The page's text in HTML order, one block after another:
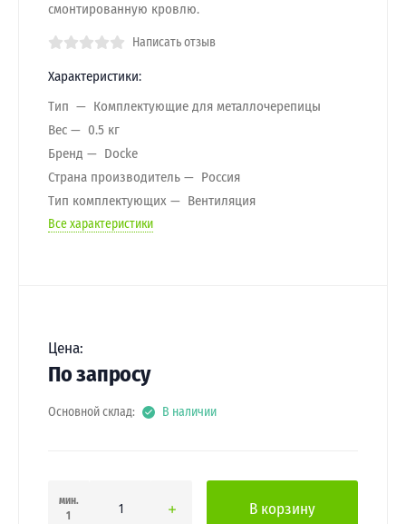
смонтированную кровлю.
Написать отзыв
Характеристики:
Тип
Комплектующие для металлочерепицы
Вес
0.5 кг
Бренд
Docke
Страна производитель
Россия
Тип комплектующих
Вентиляция
Все характеристики
Цена:
По запросу
Основной склад: В наличии
мин.
1
В корзину